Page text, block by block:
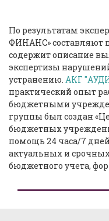
По результатам
ФИНАНС» составляют
содержит описание
экспертизы
устранению. АКГ
практический опыт
бюджетными
группы был создан
бюджетных
помощь 24 часа/7
актуальных и
бюджетного учета,